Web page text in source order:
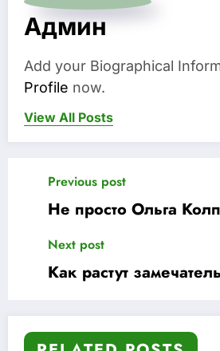
Админ
Add your Biographical
Profile now.
View All Posts
Previous post
Не просто Ольга
Next post
Как растут